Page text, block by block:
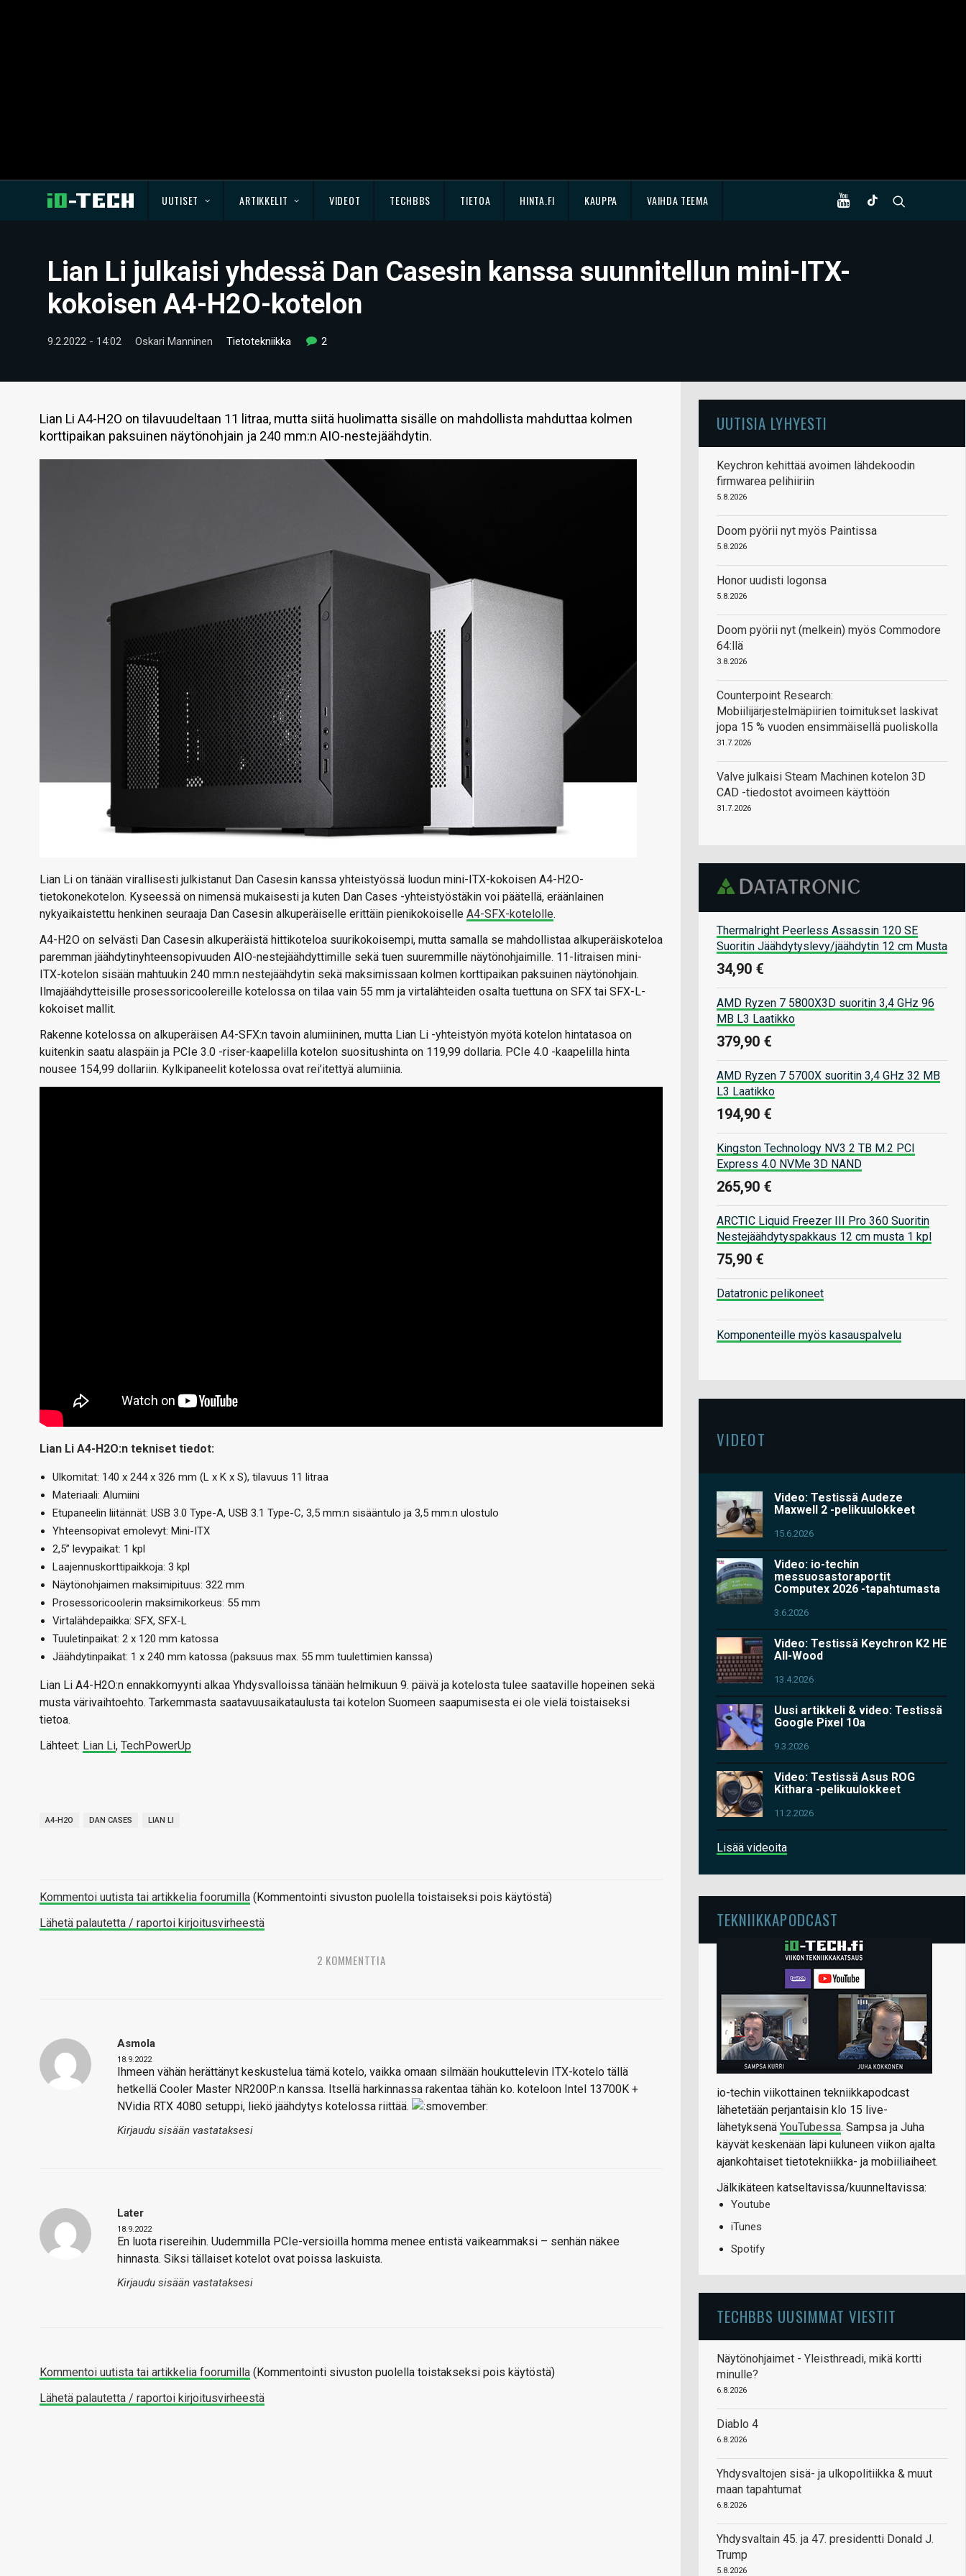
UUTISET ARTIKKELIT VIDEOT TECHBBS TIETOA HINTA.FI KAUPPA VAIHDA TEEMA
Lian Li julkaisi yhdessä Dan Casesin kanssa suunnitellun mini-ITX-
kokoisen A4-H2O-kotelon
9.2.2022 - 14:02 Oskari Manninen Tietotekniikka 2
Lian Li A4-H2O on tilavuudeltaan 11 litraa, mutta siitä huolimatta sisälle on mahdollista mahduttaa kolmen
korttipaikan paksuinen näytönohjain ja 240 mm:n AIO-nestejäähdytin.
Lian Li on tänään virallisesti julkistanut Dan Casesin kanssa yhteistyössä luodun mini-ITX-kokoisen A4-H2O-
tietokonekotelon. Kyseessä on nimensä mukaisesti ja kuten Dan Cases -yhteistyöstäkin voi päätellä, eräänlainen
nykyaikaistettu henkinen seuraaja Dan Casesin alkuperäiselle erittäin pienikokoiselle A4-SFX-kotelolle.
A4-H2O on selvästi Dan Casesin alkuperäistä hittikoteloa suurikokoisempi, mutta samalla se mahdollistaa alkuperäiskoteloa
paremman jäähdytinyhteensopivuuden AIO-nestejäähdyttimille sekä tuen suuremmille näytönohjaimille. 11-litraisen mini-
ITX-kotelon sisään mahtuukin 240 mm:n nestejäähdytin sekä maksimissaan kolmen korttipaikan paksuinen näytönohjain.
Ilmajäähdytteisille prosessoricoolereille kotelossa on tilaa vain 55 mm ja virtalähteiden osalta tuettuna on SFX tai SFX-L-
kokoiset mallit.
Rakenne kotelossa on alkuperäisen A4-SFX:n tavoin alumiininen, mutta Lian Li -yhteistyön myötä kotelon hintatasoa on
kuitenkin saatu alaspäin ja PCIe 3.0 -riser-kaapelilla kotelon suositushinta on 119,99 dollaria. PCIe 4.0 -kaapelilla hinta
nousee 154,99 dollariin. Kylkipaneelit kotelossa ovat rei’itettyä alumiinia.
Lian Li A4-H2O:n tekniset tiedot:
Ulkomitat: 140 x 244 x 326 mm (L x K x S), tilavuus 11 litraa
Materiaali: Alumiini
Etupaneelin liitännät: USB 3.0 Type-A, USB 3.1 Type-C, 3,5 mm:n sisääntulo ja 3,5 mm:n ulostulo
Yhteensopivat emolevyt: Mini-ITX
2,5” levypaikat: 1 kpl
Laajennuskorttipaikkoja: 3 kpl
Näytönohjaimen maksimipituus: 322 mm
Prosessoricoolerin maksimikorkeus: 55 mm
Virtalähdepaikka: SFX, SFX-L
Tuuletinpaikat: 2 x 120 mm katossa
Jäähdytinpaikat: 1 x 240 mm katossa (paksuus max. 55 mm tuulettimien kanssa)
Lian Li A4-H2O:n ennakkomyynti alkaa Yhdysvalloissa tänään helmikuun 9. päivä ja kotelosta tulee saataville hopeinen sekä
musta värivaihtoehto. Tarkemmasta saatavuusaikataulusta tai kotelon Suomeen saapumisesta ei ole vielä toistaiseksi
tietoa.
Lähteet: Lian Li, TechPowerUp
A4-H2O DAN CASES LIAN LI
Kommentoi uutista tai artikkelia foorumilla (Kommentointi sivuston puolella toistaiseksi pois käytöstä)
Lähetä palautetta / raportoi kirjoitusvirheestä
2 KOMMENTTIA
Asmola
18.9.2022
Ihmeen vähän herättänyt keskustelua tämä kotelo, vaikka omaan silmään houkuttelevin ITX-kotelo tällä
hetkellä Cooler Master NR200P:n kanssa. Itsellä harkinnassa rakentaa tähän ko. koteloon Intel 13700K +
NVidia RTX 4080 setuppi, liekö jäähdytys kotelossa riittää.
Kirjaudu sisään vastataksesi
Later
18.9.2022
En luota risereihin. Uudemmilla PCIe-versioilla homma menee entistä vaikeammaksi – senhän näkee
hinnasta. Siksi tällaiset kotelot ovat poissa laskuista.
Kirjaudu sisään vastataksesi
Kommentoi uutista tai artikkelia foorumilla (Kommentointi sivuston puolella toistakseksi pois käytöstä)
Lähetä palautetta / raportoi kirjoitusvirheestä
UUTISIA LYHYESTI
Keychron kehittää avoimen lähdekoodin
firmwarea pelihiiriin
5.8.2026
Doom pyörii nyt myös Paintissa
5.8.2026
Honor uudisti logonsa
5.8.2026
Doom pyörii nyt (melkein) myös Commodore
64:llä
3.8.2026
Counterpoint Research:
Mobiilijärjestelmäpiirien toimitukset laskivat
jopa 15 % vuoden ensimmäisellä puoliskolla
31.7.2026
Valve julkaisi Steam Machinen kotelon 3D
CAD -tiedostot avoimeen käyttöön
31.7.2026
Thermalright Peerless Assassin 120 SE
Suoritin Jäähdytyslevy/jäähdytin 12 cm Musta
34,90 €
AMD Ryzen 7 5800X3D suoritin 3,4 GHz 96
MB L3 Laatikko
379,90 €
AMD Ryzen 7 5700X suoritin 3,4 GHz 32 MB
L3 Laatikko
194,90 €
Kingston Technology NV3 2 TB M.2 PCI
Express 4.0 NVMe 3D NAND
265,90 €
ARCTIC Liquid Freezer III Pro 360 Suoritin
Nestejäähdytyspakkaus 12 cm musta 1 kpl
75,90 €
Datatronic pelikoneet
Komponenteille myös kasauspalvelu
VIDEOT
Video: Testissä Audeze
Maxwell 2 -pelikuulokkeet
15.6.2026
Video: io-techin
messuosastoraportit
Computex 2026 -tapahtumasta
3.6.2026
Video: Testissä Keychron K2 HE
All-Wood
13.4.2026
Uusi artikkeli & video: Testissä
Google Pixel 10a
9.3.2026
Video: Testissä Asus ROG
Kithara -pelikuulokkeet
11.2.2026
Lisää videoita
TEKNIIKKAPODCAST
io-techin viikottainen tekniikkapodcast
lähetetään perjantaisin klo 15 live-
lähetyksenä YouTubessa. Sampsa ja Juha
käyvät keskenään läpi kuluneen viikon ajalta
ajankohtaiset tietotekniikka- ja mobiiliaiheet.
Jälkikäteen katseltavissa/kuunneltavissa:
Youtube
iTunes
Spotify
TECHBBS UUSIMMAT VIESTIT
Näytönohjaimet - Yleisthreadi, mikä kortti
minulle?
6.8.2026
Diablo 4
6.8.2026
Yhdysvaltojen sisä- ja ulkopolitiikka & muut
maan tapahtumat
6.8.2026
Yhdysvaltain 45. ja 47. presidentti Donald J.
Trump
5.8.2026